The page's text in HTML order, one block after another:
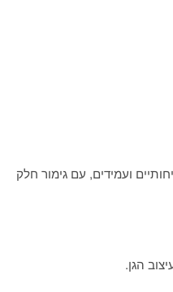
ועמידים, עם גימור חלק
הגן.